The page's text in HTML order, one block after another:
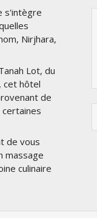
s'intègre
Nirjhara,
Lot, du
cet hôtel
de
de vous
massage
culinaire